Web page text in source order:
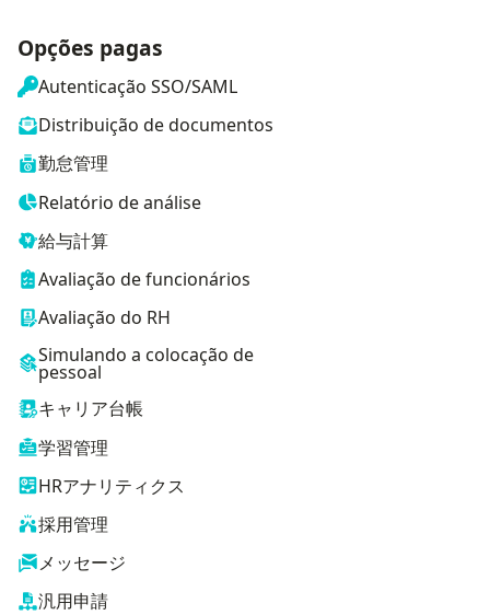
Opções pagas
Autenticação SSO/SAML
Distribuição de documentos
勤怠管理
Relatório de análise
給与計算
Avaliação de funcionários
Avaliação do RH
Simulando a colocação de
pessoal
キャリア台帳
学習管理
HRアナリティクス
採用管理
メッセージ
汎用申請